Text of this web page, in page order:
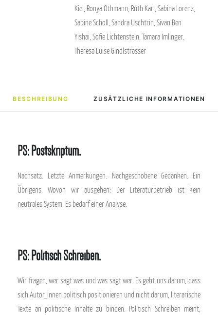
Kiel, Ronya Othmann, Ruth Karl,Sabina Lorenz,
Sabine Scholl,Sandra Uschtrin,Sivan Ben
Yishai,Sofie Lichtenstein,Tamara Imlinger,
Theresa Luise Gindlstrasser
BESCHREIBUNG ZUSÄTZLICHE INFORMATIONEN
PS: Postskriptum.
Nachsatz. Letzte Anmerkungen. Nachgeschobene Gedanken. Ein
Übrigens. Wovon wir ausgehen: Der Literaturbetrieb ist kein
neutrales System. Es bedarf einer Analyse.
PS: Politisch Schreiben.
Wir fragen, wer sagt was und was sagt wer. Es geht uns darum, dass
sich Autor_innen politisch positionieren und nicht darum, literarische
Texte an politische Inhalte zu binden. Politisch Schreiben meint,